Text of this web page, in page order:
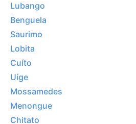
Lubango
Benguela
Saurimo
Lobita
Cuíto
Uíge
Mossamedes
Menongue
Chitato